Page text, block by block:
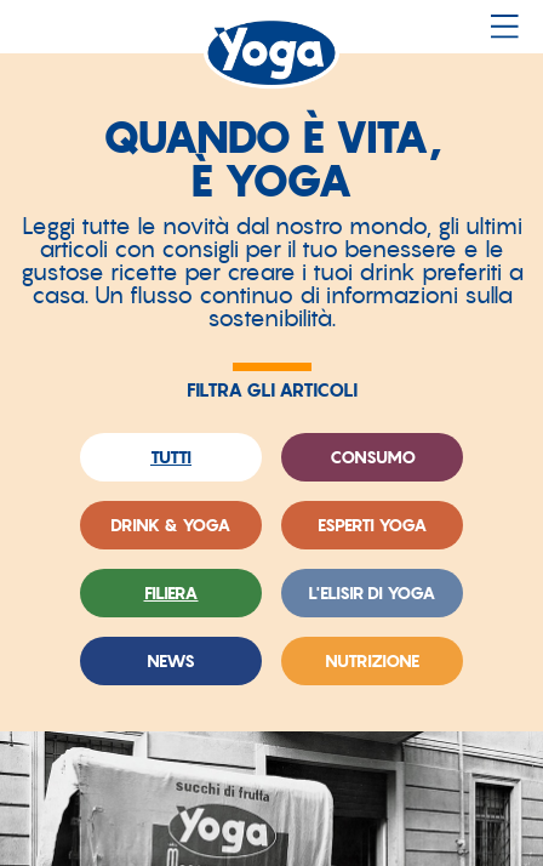
QUANDO È VITA,
È YOGA
Leggi tutte le novità dal nostro mondo, gli ultimi
articoli con consigli per il tuo benessere e le
gustose ricette per creare i tuoi drink preferiti a
casa. Un flusso continuo di informazioni sulla
sostenibilità.
FILTRA GLI ARTICOLI
TUTTI CONSUMO
DRINK & YOGA ESPERTI YOGA
FILIERA L'ELISIR DI YOGA
NEWS NUTRIZIONE